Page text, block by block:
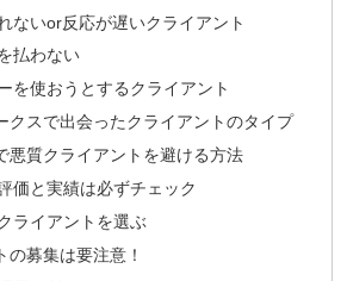
ないor反応が遅いクライアント
払わない
を使おうとするクライアント
クスで出会ったクライアントのタイプ
悪質クライアントを避ける方法
価と実績は必ずチェック
ライアントを選ぶ
の募集は要注意！